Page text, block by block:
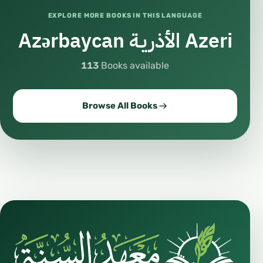
EXPLORE MORE BOOKS IN THIS LANGUAGE
Azərbaycan الأذريـة Azeri
113 Books available
Browse All Books